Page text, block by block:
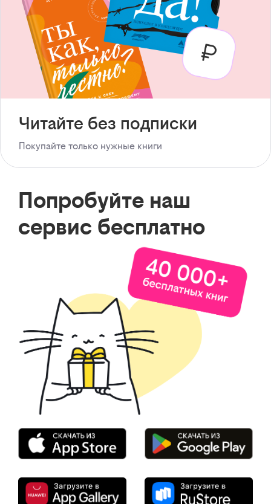
Читайте без подписки
Покупайте только нужные книги
Попробуйте наш
сервис бесплатно